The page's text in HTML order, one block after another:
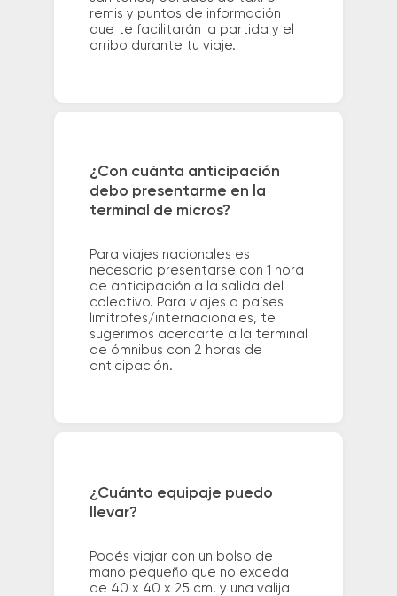
remis y puntos de información
que te facilitarán la partida y el
arribo durante tu viaje.
¿Con cuánta anticipación
debo presentarme en la
terminal de micros?
Para viajes nacionales es
necesario presentarse con 1 hora
de anticipación a la salida del
colectivo. Para viajes a países
limítrofes/internacionales, te
sugerimos acercarte a la terminal
de ómnibus con 2 horas de
anticipación.
¿Cuánto equipaje puedo
llevar?
Podés viajar con un bolso de
mano pequeño que no exceda
de 40 x 40 x 25 cm. y una valija